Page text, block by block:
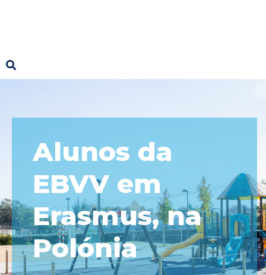
Alunos da
EBVV em
Erasmus, na
Polónia